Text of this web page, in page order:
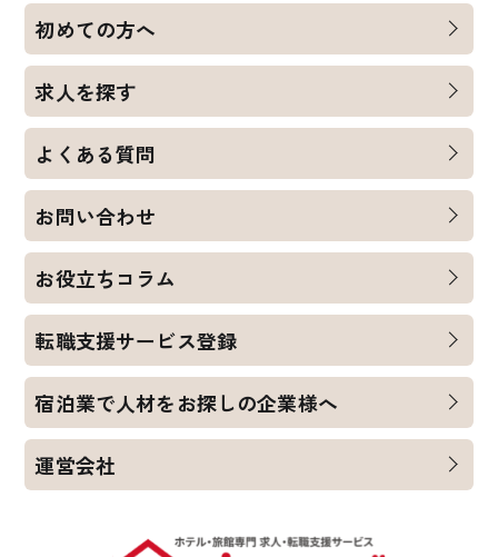
初めての方へ
求人を探す
よくある質問
お問い合わせ
お役立ちコラム
転職支援サービス登録
宿泊業で人材をお探しの企業様へ
運営会社